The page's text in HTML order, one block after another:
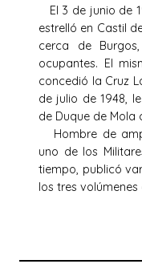
El 3 de junio de
estrelló en Castil
cerca de
ocupantes. El
concedió la Cruz
de julio de 1948,
de Duque de Mola
Hombre de
uno de los
tiempo, publicó
los tres volúmenes